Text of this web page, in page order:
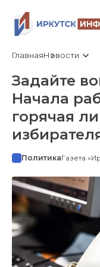
ГлавнаяНовости
Задайте
Начала
горячая
ПолитикаГазета